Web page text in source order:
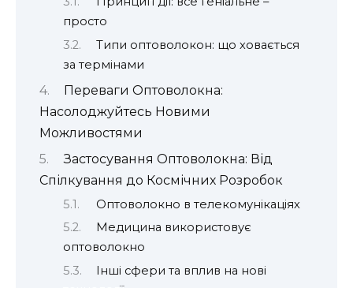
просто
Типи оптоволокон: що ховається
за термінами
Переваги Оптоволокна:
Насолоджуйтесь Новими
Можливостями
Застосування Оптоволокна: Від
Спілкування до Космічних Розробок
Оптоволокно в телекомунікаціях
Медицина використовує
оптоволокно
Інші сфери та вплив на нові